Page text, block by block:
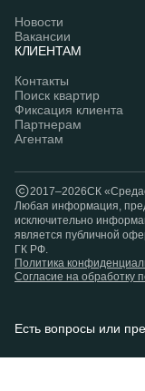
Новости
Вакансии
КЛИЕНТАМ
Контакты
Поиск квартир
Фиксация клиента
Партнерам
Агентам
2017–2026СК
Любая информация,
исключительно
является публичной
ГК РФ.
Политика
Согласие на обработку
Есть вопросы или